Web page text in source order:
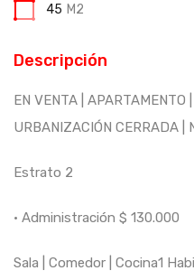
45 M2
Descripción
EN VENTA | APARTAMENTO
URBANIZACIÓN CERRADA |
Estrato 2
• Administración $ 130.000
Sala | Comedor | Cocina1